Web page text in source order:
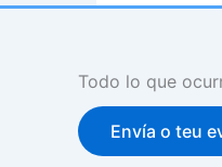
Todo lo que
Envía o teu